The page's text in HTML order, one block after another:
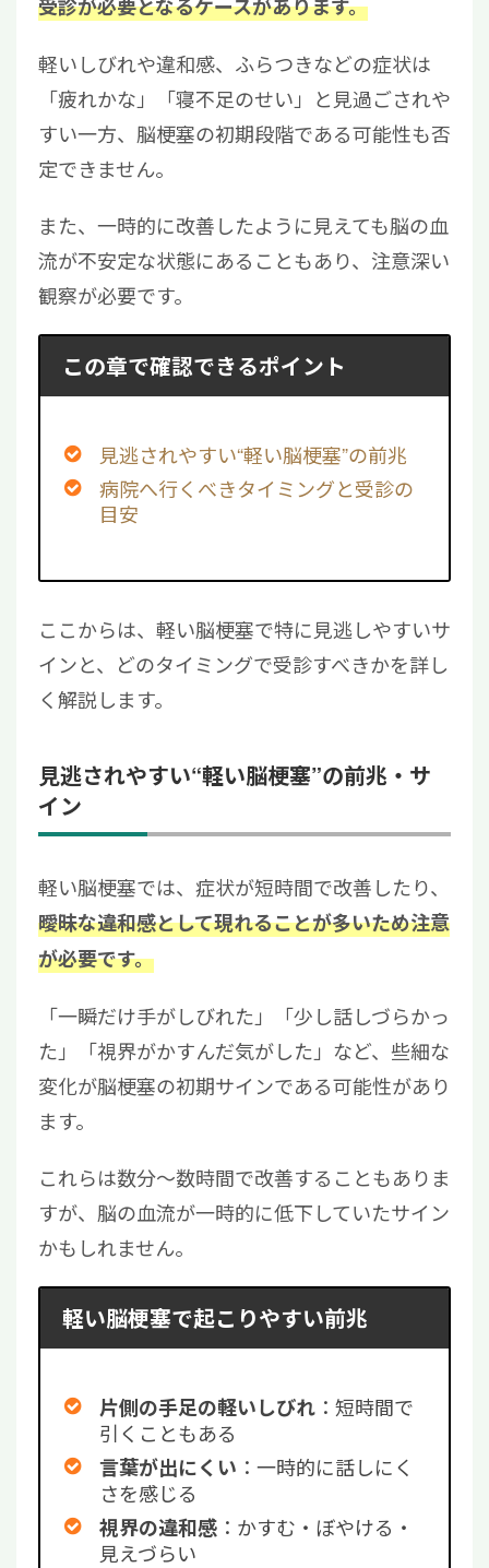
受診が必要となるケースがあります。
軽いしびれや違和感、ふらつきなどの症状は
「疲れかな」「寝不足のせい」と見過ごされや
すい一方、脳梗塞の初期段階である可能性も否
定できません。
また、一時的に改善したように見えても脳の血
流が不安定な状態にあることもあり、注意深い
観察が必要です。
この章で確認できるポイント
見逃されやすい“軽い脳梗塞”の前兆
病院へ行くべきタイミングと受診の
目安
ここからは、軽い脳梗塞で特に見逃しやすいサ
インと、どのタイミングで受診すべきかを詳し
く解説します。
見逃されやすい“軽い脳梗塞”の前兆・サ
イン
軽い脳梗塞では、症状が短時間で改善したり、
曖昧な違和感として現れることが多いため注意
が必要です。
「一瞬だけ手がしびれた」「少し話しづらかっ
た」「視界がかすんだ気がした」など、些細な
変化が脳梗塞の初期サインである可能性があり
ます。
これらは数分〜数時間で改善することもありま
すが、脳の血流が一時的に低下していたサイン
かもしれません。
軽い脳梗塞で起こりやすい前兆
片側の手足の軽いしびれ ：短時間で
引くこともある
言葉が出にくい ：一時的に話しにく
さを感じる
視界の違和感 ：かすむ・ぼやける・
見えづらい